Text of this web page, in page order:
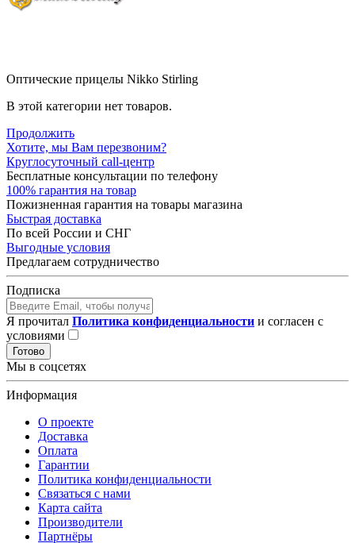
Оптические прицелы Nikko Stirling
В этой категории нет товаров.
Продолжить
Хотите, мы Вам перезвоним?
Круглосуточный call-центр
Бесплатные консультации по телефону
100% гарантия на товар
Пожизненная гарантия на товары магазина
Быстрая доставка
По всей России и СНГ
Выгодные условия
Предлагаем сотрудничество
Подписка
Я прочитал Политика конфиденциальности и согласен с
условиями
Готово
Мы в соцсетях
Информация
О проекте
Доставка
Оплата
Гарантии
Политика конфиденциальности
Связаться с нами
Карта сайта
Производители
Партнёры